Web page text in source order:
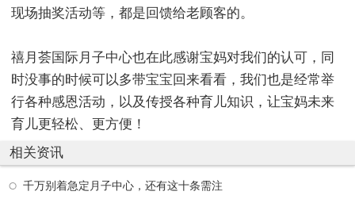
现场抽奖活动等，都是回馈给老顾客的。
禧月荟国际月子中心也在此感谢宝妈对我们的认可，同
时没事的时候可以多带宝宝回来看看，我们也是经常举
行各种感恩活动，以及传授各种育儿知识，让宝妈未来
育儿更轻松、更方便！
相关资讯
千万别着急定月子中心，还有这十条需注